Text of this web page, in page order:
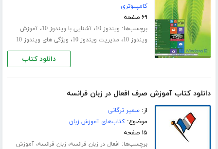
کامپیوتری
۶۹ صفحه
برچسب‌ها: ویندوز 10 ،آشنایی با ویندوز 10 ،آموزش
ویندوز 10
، مدیریت ویندوز 10 ، ویژگی های ویندوز 10
دانلود کتاب
دانلود کتاب آموزش صرف افعال در زبان فرانسه
از:سمیر ترگانی
موضوع:کتاب‌های آموزش زبان
۱۵ صفحه
برچسب‌ها: افعال در زبان فرانسه، زبان فرانسه،آموزش